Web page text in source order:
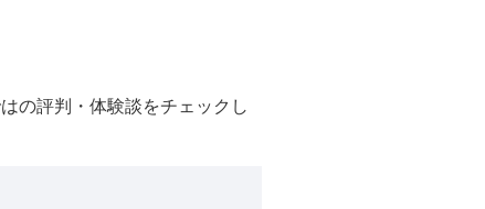
の評判・体験談をチェックし